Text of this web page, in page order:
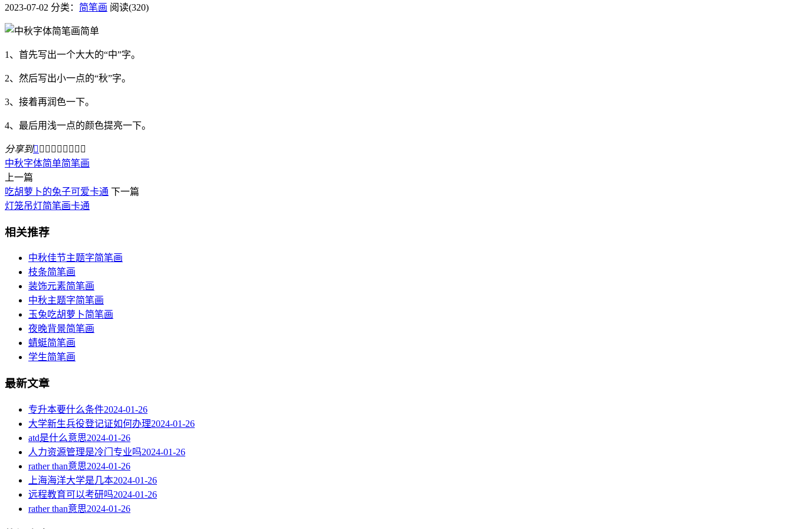
2023-07-02 分类： 简笔画 阅读(320)
1、首先写出一个大大的“中”字。
2、然后写出小一点的“秋”字。
3、接着再润色一下。
4、最后用浅一点的颜色提亮一下。
分享到        
中秋字体简单简笔画
上一篇
吃胡萝卜的兔子可爱卡通 下一篇
灯笼吊灯简笔画卡通
相关推荐
中秋佳节主题字简笔画
枝条简笔画
装饰元素简笔画
中秋主题字简笔画
玉兔吃胡萝卜简笔画
夜晚背景简笔画
蜻蜓简笔画
学生简笔画
最新文章
专升本要什么条件2024-01-26
大学新生兵役登记证如何办理2024-01-26
atd是什么意思2024-01-26
人力资源管理是冷门专业吗2024-01-26
rather than意思2024-01-26
上海海洋大学是几本2024-01-26
远程教育可以考研吗2024-01-26
rather than意思2024-01-26